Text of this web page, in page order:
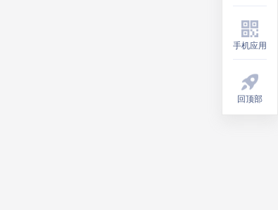
手机应用
回顶部